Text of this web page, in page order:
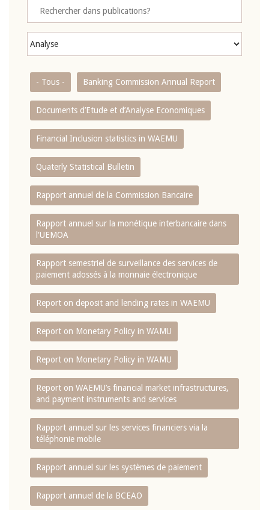
- Tous - Banking Commission Annual Report
Documents d’Etude et d’Analyse Economiques
Financial Inclusion statistics in WAEMU
Quaterly Statistical Bulletin
Rapport annuel de la Commission Bancaire
Rapport annuel sur la monétique interbancaire dans
l'UEMOA
Rapport semestriel de surveillance des services de
paiement adossés à la monnaie électronique
Report on deposit and lending rates in WAEMU
Report on Monetary Policy in WAMU
Report on Monetary Policy in WAMU
Report on WAEMU’s financial market infrastructures,
and payment instruments and services
Rapport annuel sur les services financiers via la
téléphonie mobile
Rapport annuel sur les systèmes de paiement
Rapport annuel de la BCEAO